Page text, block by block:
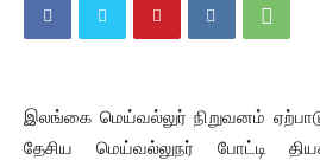
இலங்கை மெய்வல்லுர் நிறுவனம்
தேசிய மெய்வல்லுநர் போட்டி